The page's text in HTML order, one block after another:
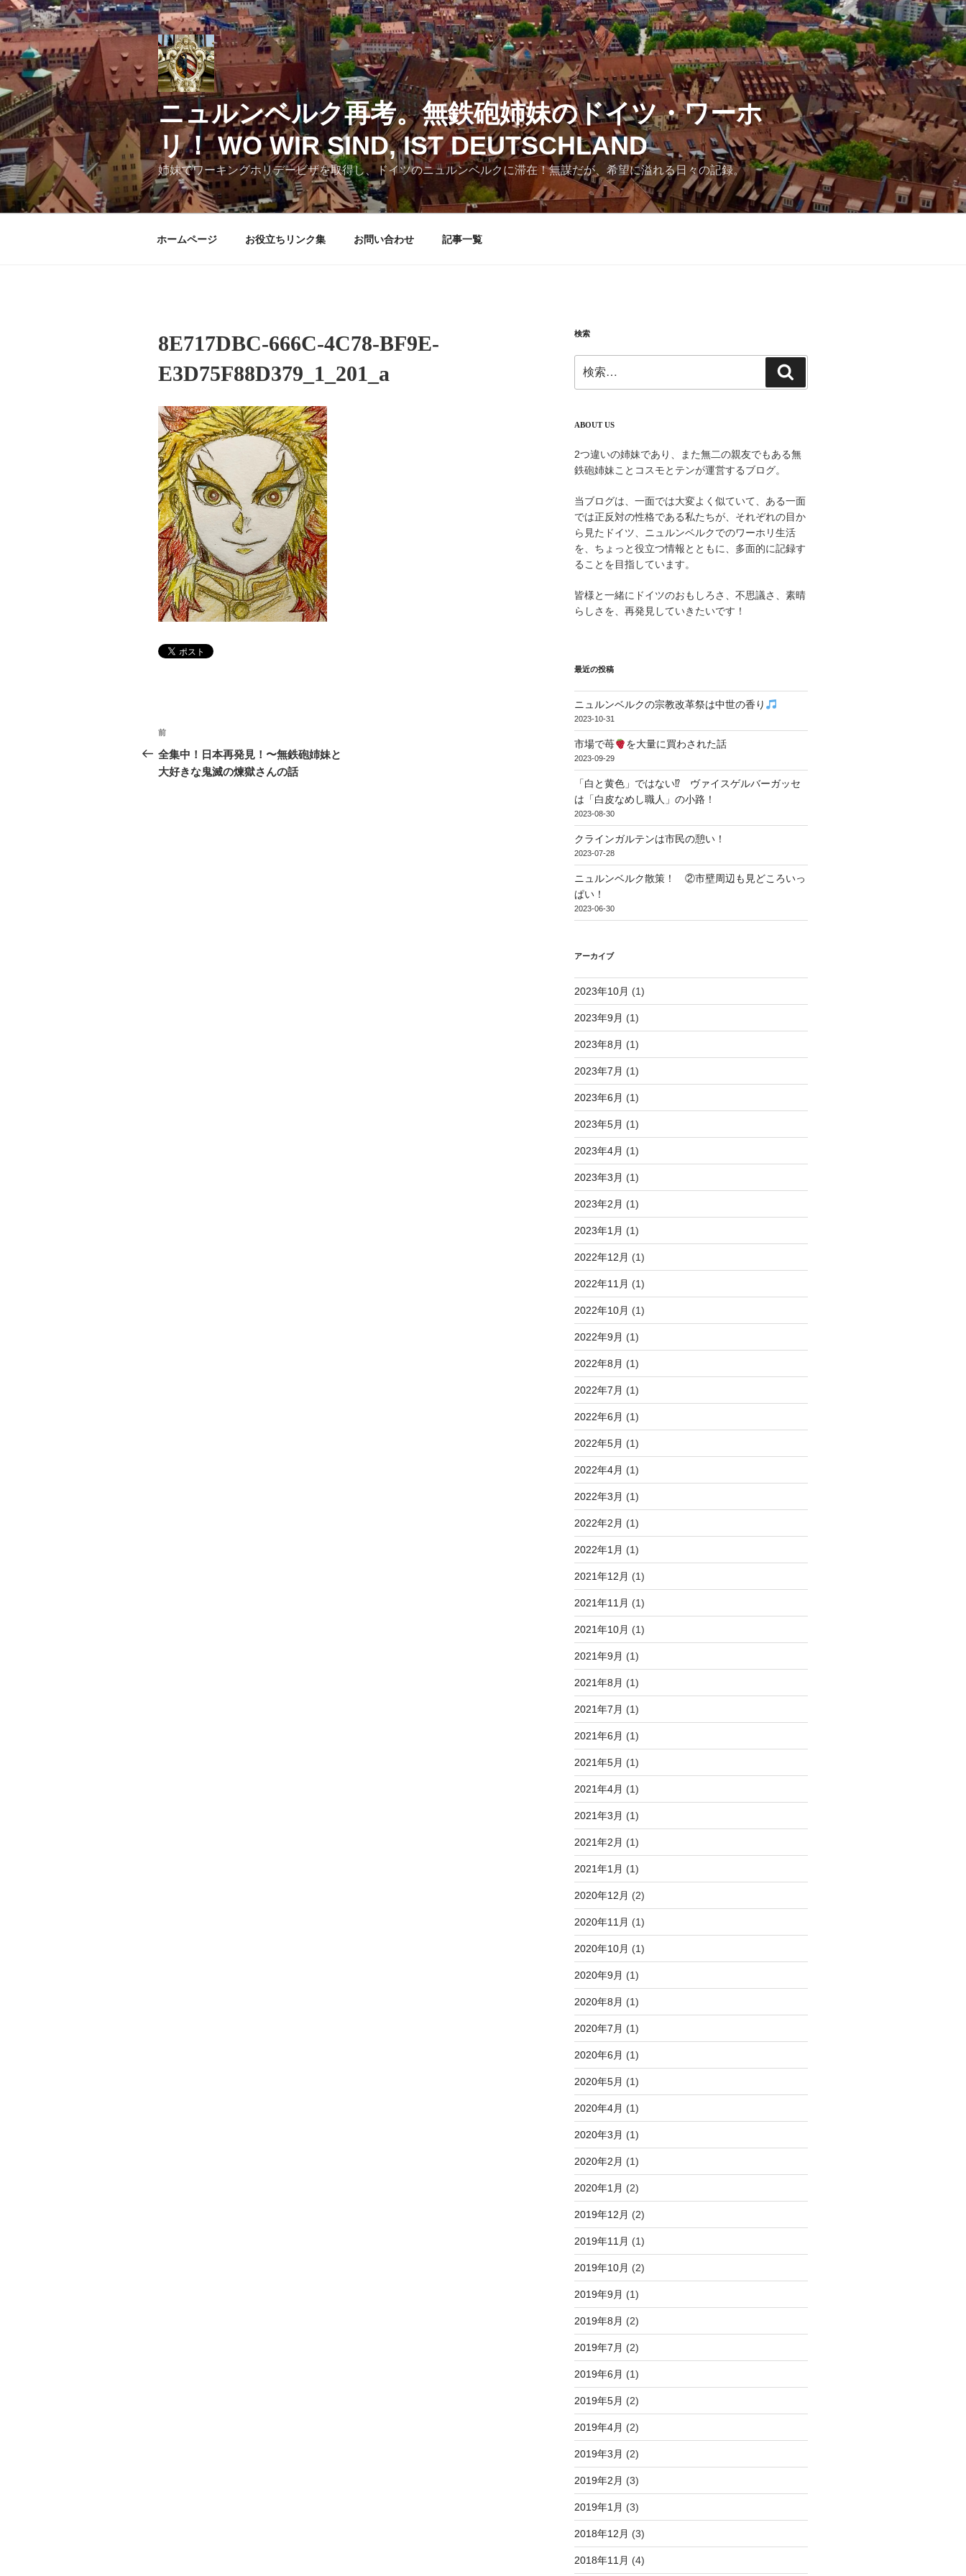
コ
ン
テ
ン
ツ
へ
ス
キ
ッ
プ
ニュルンベルク再考。無鉄砲姉妹のドイツ・ワーホ
リ！ WO WIR SIND, IST DEUTSCHLAND
姉妹でワーキングホリデービザを取得し、ドイツのニュルンベルクに滞在！無謀だが、希望に溢れる日々の記録。
ホームページ お役立ちリンク集 お問い合わせ 記事一覧
8E717DBC-666C-4C78-BF9E-
E3D75F88D379_1_201_a
投
稿
ナ
前
の
投
前
全集中！日本再発見！〜無鉄砲姉妹と
大好きな鬼滅の煉獄さんの話
検索
索:
索
ABOUT US
2つ違いの姉妹であり、また無二の親友でもある無
鉄砲姉妹ことコスモとテンが運営するブログ。
当ブログは、一面では大変よく似ていて、ある一面
では正反対の性格である私たちが、それぞれの目か
ら見たドイツ、ニュルンベルクでのワーホリ生活
を、ちょっと役立つ情報とともに、多面的に記録す
ることを目指しています。
皆様と一緒にドイツのおもしろさ、不思議さ、素晴
らしさを、再発見していきたいです！
最近の投稿
ニュルンベルクの宗教改革祭は中世の香り
2023-10-31
市場で苺 を大量に買わされた話
2023-09-29
「白と黄色」ではない⁉ ヴァイスゲルバーガッセ
は「白皮なめし職人」の小路！
2023-08-30
クラインガルテンは市民の憩い！
2023-07-28
ニュルンベルク散策！ ②市壁周辺も見どころいっ
ぱい！
2023-06-30
アーカイブ
2023年10月 (1)
2023年9月 (1)
2023年8月 (1)
2023年7月 (1)
2023年6月 (1)
2023年5月 (1)
2023年4月 (1)
2023年3月 (1)
2023年2月 (1)
2023年1月 (1)
2022年12月 (1)
2022年11月 (1)
2022年10月 (1)
2022年9月 (1)
2022年8月 (1)
2022年7月 (1)
2022年6月 (1)
2022年5月 (1)
2022年4月 (1)
2022年3月 (1)
2022年2月 (1)
2022年1月 (1)
2021年12月 (1)
2021年11月 (1)
2021年10月 (1)
2021年9月 (1)
2021年8月 (1)
2021年7月 (1)
2021年6月 (1)
2021年5月 (1)
2021年4月 (1)
2021年3月 (1)
2021年2月 (1)
2021年1月 (1)
2020年12月 (2)
2020年11月 (1)
2020年10月 (1)
2020年9月 (1)
2020年8月 (1)
2020年7月 (1)
2020年6月 (1)
2020年5月 (1)
2020年4月 (1)
2020年3月 (1)
2020年2月 (1)
2020年1月 (2)
2019年12月 (2)
2019年11月 (1)
2019年10月 (2)
2019年9月 (1)
2019年8月 (2)
2019年7月 (2)
2019年6月 (1)
2019年5月 (2)
2019年4月 (2)
2019年3月 (2)
2019年2月 (3)
2019年1月 (3)
2018年12月 (3)
2018年11月 (4)